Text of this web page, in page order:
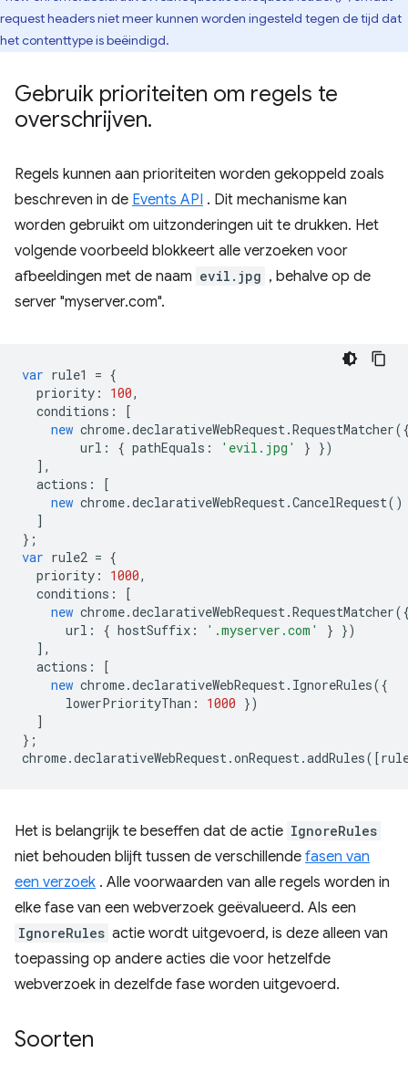
request headers niet meer kunnen worden ingesteld tegen de tijd dat
het contenttype is beëindigd.
Gebruik prioriteiten om regels te
overschrijven.
Regels kunnen aan prioriteiten worden gekoppeld zoals
beschreven in de Events API . Dit mechanisme kan
worden gebruikt om uitzonderingen uit te drukken. Het
volgende voorbeeld blokkeert alle verzoeken voor
afbeeldingen met de naam evil.jpg , behalve op de
server "myserver.com".
var rule1 = {
priority : 100,
conditions :
[
new chrome.declarativeWebRequest.RequestMatcher
url : { pathEquals : 'evil.jpg' } })
],
actions :
[
new chrome.declarativeWebRequest.CancelRequest()
]
};
var rule2 = {
priority : 1000,
conditions :
[
new chrome.declarativeWebRequest.RequestMatcher
url : { hostSuffix : '.myserver.com' } })
],
actions :
[
new chrome.declarativeWebRequest. IgnoreRules({
lowerPriorityThan : 1000 })
]
};
chrome.declarativeWebRequest.onRequest.addRules([
Het is belangrijk te beseffen dat de actie IgnoreRules
niet behouden blijft tussen de verschillende fasen van
een verzoek . Alle voorwaarden van alle regels worden in
elke fase van een webverzoek geëvalueerd. Als een
IgnoreRules actie wordt uitgevoerd, is deze alleen van
toepassing op andere acties die voor hetzelfde
webverzoek in dezelfde fase worden uitgevoerd.
Soorten